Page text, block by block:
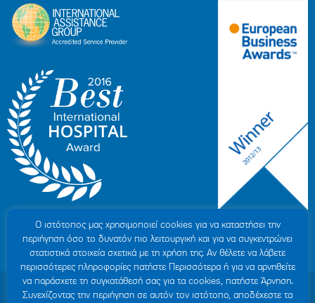
© 2007-2026 ΥΓΕΙΑ Μ.Α.Ε |
ΓΕΜΗ: 000279901000
Ο ιστότοπoς μας χρησιμοποιεί cookies για να καταστήσει την
περιήγηση όσο το δυνατόν πιο λειτουργική και για να συγκεντρώνει
στατιστικά στοιχεία σχετικά με τη χρήση της. Αν θέλετε να λάβετε
περισσότερες πληροφορίες πατήστε Περισσότερα ή για να αρνηθείτε
να παράσχετε τη συγκατάθεσή σας για τα cookies, πατήστε Άρνηση.
Συνεχίζοντας την περιήγηση σε αυτόν τον ιστότοπο, αποδέχεστε τα